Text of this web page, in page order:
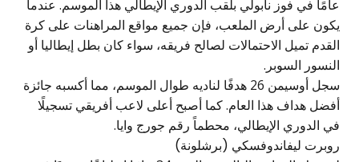
عامًا في فوز نابولي بلقب الدوري الإيطالي هذا الموسم. عندما
يكون على أرض الملعب، فإن جميع مواقع المراهنات على كرة
القدم تميل الاحتمالات لصالح فريقه، سواء كان بطل إيطاليا أو
النسور السوبر.
سجل أوسيمن 26 هدفًا لناديه طوال الموسم، مما أكسبه جائزة
أفضل هداف هذا العام. كما أصبح أعلى لاعب أفريقي تسجيلًا
في الدوري الإيطالي، محطماً رقم جورج وايا.
روبرت ليفاندوفسكي (برشلونة)